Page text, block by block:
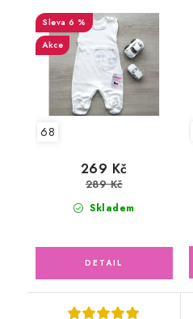
6 %
Akce
68
Skladem
269 Kč
289 Kč